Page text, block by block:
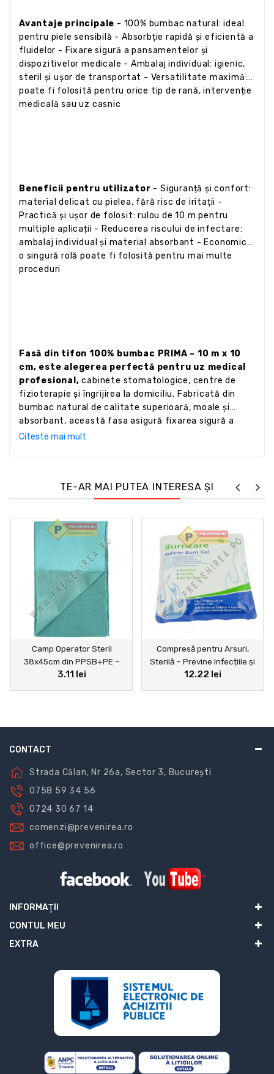
Avantaje principale - 100% bumbac natural: ideal
pentru piele sensibilă - Absorbție rapidă și eficientă a
fluidelor - Fixare sigură a pansamentelor și
dispozitivelor medicale - Ambalaj individual: igienic,
steril și ușor de transportat - Versatilitate maximă:
poate fi folosită pentru orice tip de rană, intervenție
medicală sau uz casnic
Beneficii pentru utilizator - Siguranță și confort:
material delicat cu pielea, fără risc de iritații -
Practică și ușor de folosit: rulou de 10 m pentru
multiple aplicații - Reducerea riscului de infectare:
ambalaj individual și material absorbant - Economică:
o singură rolă poate fi folosită pentru mai multe
proceduri
Fasă din tifon 100% bumbac PRIMA – 10 m x 10
cm, este alegerea perfectă pentru uz medical
profesional,cabinete stomatologice, centre de
fizioterapie și îngrijirea la domiciliu. Fabricată din
bumbac natural de calitate superioară, moale și
absorbant, această fasa asigură fixarea sigură a
compreselor și pansamentelor, absorbția eficientă a
utilizată pentru multiple tipuri de răni sau intervenții
medicale. Alege Fasa din tifon PRIMA pentru
spitale, clinici, cât și acasă.
Citeste mai mult
TE-AR MAI PUTEA INTERESA ȘI
Camp Operator Steril
38x45cm din PPSB+PE –
Protecție și Igienă în Blocul
3.11 lei
Compresă pentru Arsuri,
Sterilă – Previne Infecțiile și
Ajută la Recuperare
12.22 lei
CONTACT
Strada Călan, Nr 26a, Sector 3, București
0758 59 34 56
0724 30 67 14
comenzi@prevenirea.ro
office@prevenirea.ro
INFORMAŢII
CONTUL MEU
EXTRA